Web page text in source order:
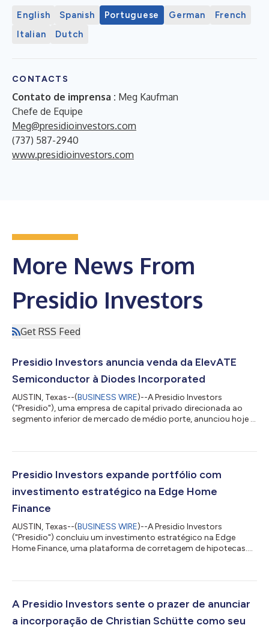
English Spanish Portuguese German
French
Italian
Dutch
CONTACTS
Contato de imprensa : Meg Kaufman
Chefe de Equipe
Meg@presidioinvestors.com
(737) 587-2940
www.presidioinvestors.com
More News From
Presidio Investors
Get RSS Feed
Presidio Investors anuncia venda da ElevATE
Semiconductor à Diodes Incorporated
AUSTIN, Texas--(BUSINESS WIRE)--A Presidio Investors
("Presidio"), uma empresa de capital privado direcionada ao
segmento inferior de mercado de médio porte, anunciou hoje a
(Nasdaq: DIOD), em uma transação totalmente em dinheiro
Califórnia, a ElevATE é uma empresa líder em projetos, sem
fábrica própria, de circuitos integrados de a...
Presidio Investors expande portfólio com
investimento estratégico na Edge Home
Finance
AUSTIN, Texas--(BUSINESS WIRE)--A Presidio Investors
("Presidio") concluiu um investimento estratégico na Edge
Home Finance, uma plataforma de corretagem de hipotecas.
hipotecas, capacitando originadores de empréstimos e
da Presidio representa uma oportunidade de alavancar o
crescimento da Edge por meio de investimentos apri...
A Presidio Investors sente o prazer de anunciar
a incorporação de Christian Schütte como seu